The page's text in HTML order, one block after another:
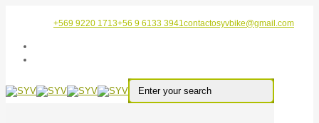
+569 9220 1713+56 9 6133 3941contactosyvbike@gmail.com